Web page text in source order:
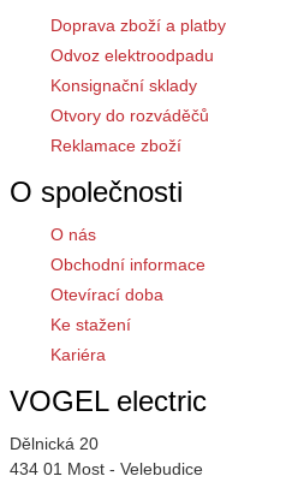
Doprava zboží a platby
Odvoz elektroodpadu
Konsignační sklady
Otvory do rozváděčů
Reklamace zboží
O společnosti
O nás
Obchodní informace
Otevírací doba
Ke stažení
Kariéra
VOGEL electric
Dělnická 20
434 01 Most - Velebudice